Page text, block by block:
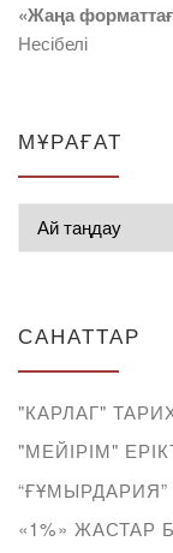
«Жаңа
Несібелі
МҰРАҒАТ
САНАТТАР
"КАРЛАГ"
"МЕЙІРІМ"
«1%» ЖАСТАР